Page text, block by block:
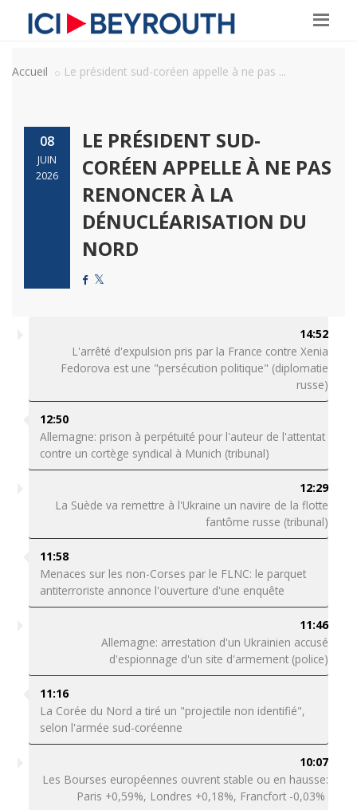
Accueil Le président sud-coréen appelle à ne pas ...
08
JUIN
2026
LE PRÉSIDENT SUD-
CORÉEN APPELLE À NE PAS
RENONCER À LA
DÉNUCLÉARISATION DU
NORD
14:52
L'arrêté d'expulsion pris par la France contre Xenia
Fedorova est une "persécution politique" (diplomatie
russe)
12:50
Allemagne: prison à perpétuité pour l'auteur de l'attentat
contre un cortège syndical à Munich (tribunal)
12:29
La Suède va remettre à l'Ukraine un navire de la flotte
fantôme russe (tribunal)
11:58
Menaces sur les non-Corses par le FLNC: le parquet
antiterroriste annonce l'ouverture d'une enquête
11:46
Allemagne: arrestation d'un Ukrainien accusé
d'espionnage d'un site d'armement (police)
11:16
La Corée du Nord a tiré un "projectile non identifié",
selon l'armée sud-coréenne
10:07
Les Bourses européennes ouvrent stable ou en hausse:
Paris +0,59%, Londres +0,18%, Francfort -0,03%